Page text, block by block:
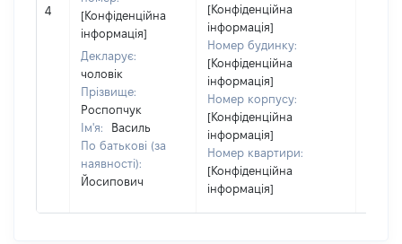
4
[Конфіденційна
інформація]
Декларує:
чоловік
Прізвище:
Роспопчук
Ім'я:
Василь
По батькові (за
наявності):
Йосипович
[Конфіденційна
інформація]
Номер будинку:
[Конфіденційна
інформація]
Номер корпусу:
[Конфіденційна
інформація]
Номер квартири:
[Конфіденційна
інформація]